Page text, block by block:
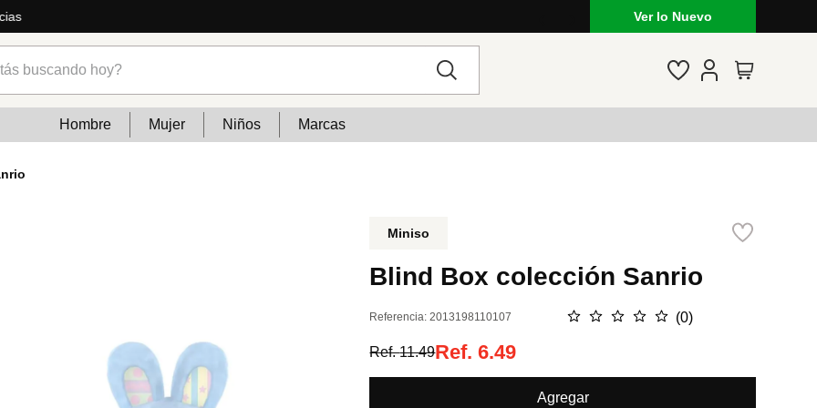
Ver lo Nuevo
Hombre Mujer Niños Marcas
Miniso
Blind Box colección Sanrio
Referencia:2013198110107 ☆ ☆ ☆ ☆ ☆ (0)
Ref.11.49Ref.6.49
Agregar